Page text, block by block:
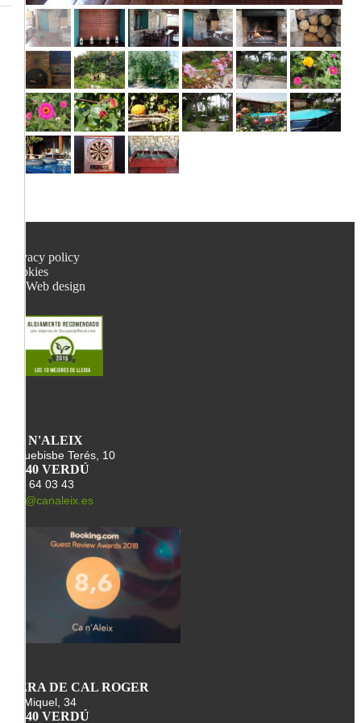
Privacy policy
Cookies
Web design
CA N'ALEIX
Arquebisbe Terés, 10
25340 VERDÚ
678 64 03 43
info@canaleix.es
L'ERA DE CAL ROGER
St. Miquel, 34
25340 VERDÚ